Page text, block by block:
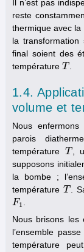
Il n’est pas
reste
thermique avec
la transformation
final soient des
température T
T
1.4.
volume et
Nous
parois
température T
T ,
supposons
la bombe ;
température T
T
.
F1
F1
Nous brisons les
l’ensemble
température